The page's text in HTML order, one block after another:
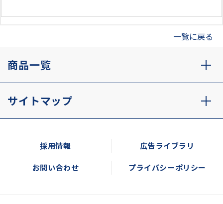
一覧に戻る
商品一覧
サイトマップ
採用情報 広告ライブラリ
お問い合わせ プライバシーポリシー